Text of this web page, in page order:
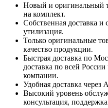
Новый и оригинальный
на комплект.
Собственная доставка и
утилизация.
Только оригинальные
качество продукции.
Быстрая доставка по
доставка по всей
компании.
Удобная доставка через
Высокий уровень
консультация,